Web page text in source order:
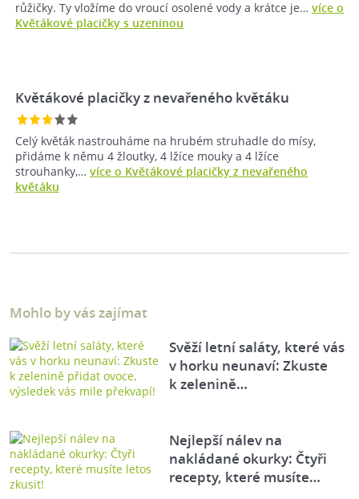
růžičky. Ty vložíme do vroucí osolené vody a krátce je… více o
Květákové placičky s uzeninou
Květákové placičky z nevařeného květáku
Celý květák nastrouháme na hrubém struhadle do mísy,
přidáme k němu 4 žloutky, 4 lžíce mouky a 4 lžíce
strouhanky,… více o Květákové placičky z nevařeného
květáku
Mohlo by vás zajímat
Svěží letní saláty, které vás
v horku neunaví: Zkuste
k zelenině…
Nejlepší nálev na
nakládané okurky: Čtyři
recepty, které musíte…